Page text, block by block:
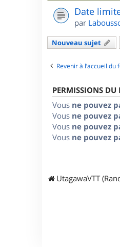
Date
par
Nouveau sujet
Revenir à l’accueil du
PERMISSIONS DU
Vous ne pouvez
Vous ne pouvez
Vous ne pouvez
Vous ne pouvez
UtagawaVTT